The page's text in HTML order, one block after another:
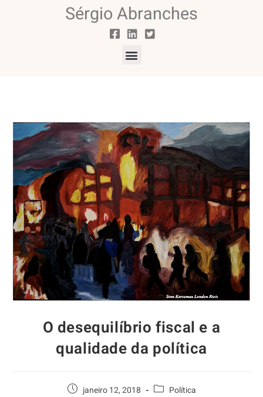
Sérgio Abranches
O desequilíbrio fiscal e a
qualidade da política
janeiro 12, 2018 Política